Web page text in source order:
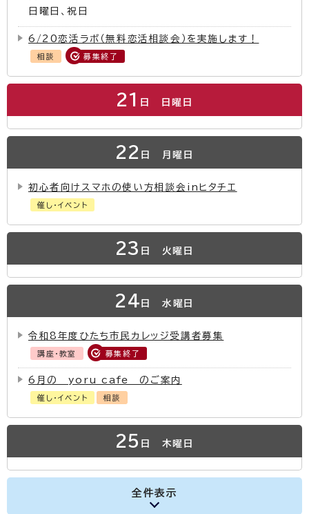
日曜日、祝日
6/20恋活ラボ（無料恋活相談会）を実施します！
相談 募集終了
21 日 日曜日
22 日 月曜日
初心者向けスマホの使い方相談会inヒタチエ
催し・イベント
23 日 火曜日
24 日 水曜日
令和8年度ひたち市民カレッジ受講者募集
講座・教室 募集終了
6月の yoru cafe のご案内
催し・イベント 相談
25 日 木曜日
全件表示